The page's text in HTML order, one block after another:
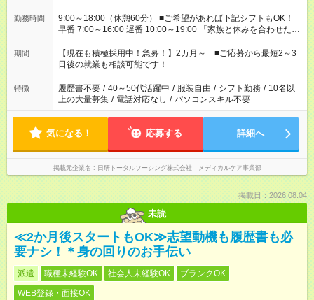
勤務時間
9:00～18:00（休憩60分） ■ご希望があれば下記シフトもOK！
早番 7:00～16:00 遅番 10:00～19:00 「家族と休みを合わせた
い」 「余裕を持って夕飯の準備がしたい」 「できれば残業はし
たくない」 など、ご希望を教えてくださいね。 ※Wワーク希望
の方へ 今ご覧のお仕事で希望する勤務時間と、もう1つのお仕事
の勤務時間。 合計で週40時間を超える場合は応募できません。
期間
【現在も積極採用中！急募！】2カ月～ ■ご応募から最短2～3
日後の就業も相談可能です！
特徴 履歴書不要 / 40～50代活躍中 / 服装自由 / シフト勤務 / 10名以
上の大量募集 / 電話対応なし / パソコンスキル不要
気になる！ 応募する 詳細へ
掲載元企業名 日研トータルソーシング株式会社 メディカルケア事業部
掲載日：2026.08.04
未読
≪2か月後スタートもOK≫志望動機も履歴書も必
要ナシ！＊身の回りのお手伝い
派遣 職種未経験OK 社会人未経験OK
ブランクOK
WEB登録・面接OK